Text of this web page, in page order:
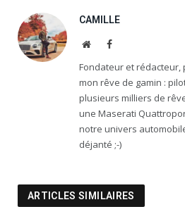
CAMILLE
WebsiteFacebook
Fondateur et
mon rêve de gamin :
plusieurs milliers de
une Maserati
notre univers
déjanté ;-)
ARTICLES SIMILAIRES